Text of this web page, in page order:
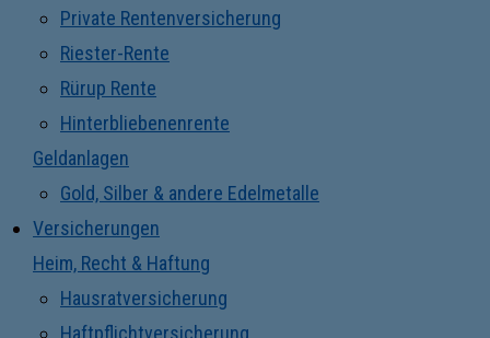
Private Rentenversicherung
Riester-Rente
Rürup Rente
Hinterbliebenenrente
Geldanlagen
Gold, Silber & andere Edelmetalle
Versicherungen
Heim, Recht & Haftung
Hausratversicherung
Haftpflichtversicherung